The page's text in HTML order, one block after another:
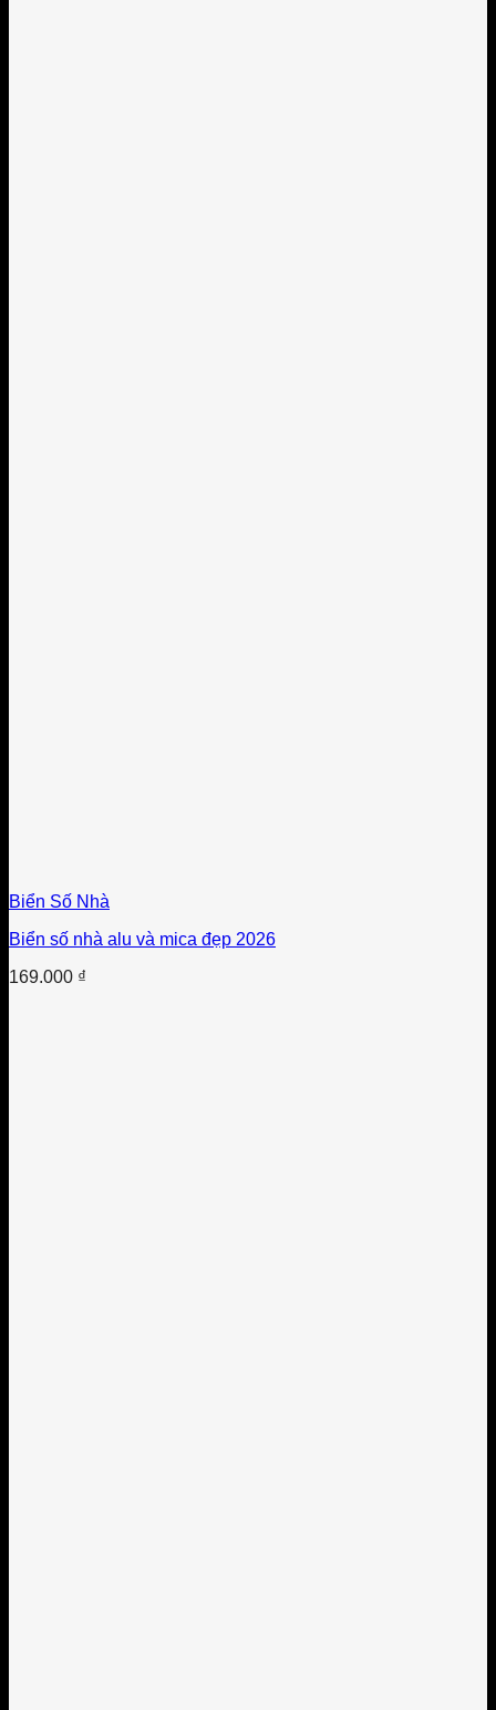
Biển Số Nhà
Biển số nhà alu và mica đẹp 2026
169.000 ₫